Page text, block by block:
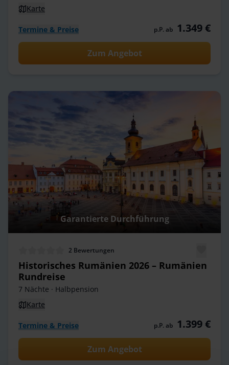
Karte
Termine & Preise p.P. ab 1.349 €
Zum Angebot
Garantierte Durchführung
2 Bewertungen
Historisches Rumänien 2026 – Rumänien
Rundreise
7 Nächte · Halbpension
Karte
Termine & Preise p.P. ab 1.399 €
Zum Angebot